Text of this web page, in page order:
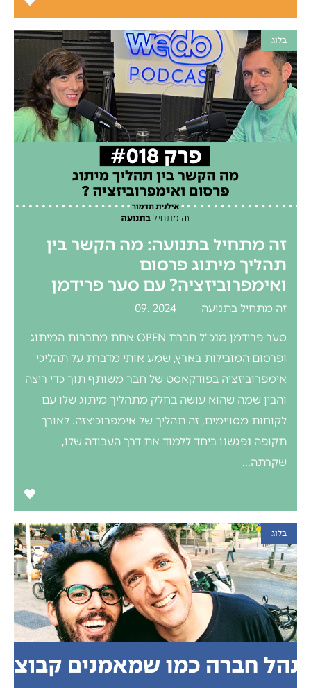
בלוג
זה מתחיל בתנועה: מה הקשר בין
תהליך מיתוג פרסום
ואימפרוביזציה? עם סער פרידמן
זה מתחיל בתנועה 2024 .09
סער פרידמן מנכ"ל חברת OPEN אחת מחברות המיתוג
ופרסום המובילות בארץ, שמע אותי מדברת על תהליכי
אימפרוביזציה בפודקאסט של חבר משותף תוך כדי ריצה
והבין שמה שהוא עושה בחלק מתהליך מיתוג שלו עם
לקוחות מסויימים, זה תהליך של אימפרוכיצזה. לאורך
תקופה נפגשנו ביחד ללמוד את דרך העבודה שלו,
שקרתה...
בלוג